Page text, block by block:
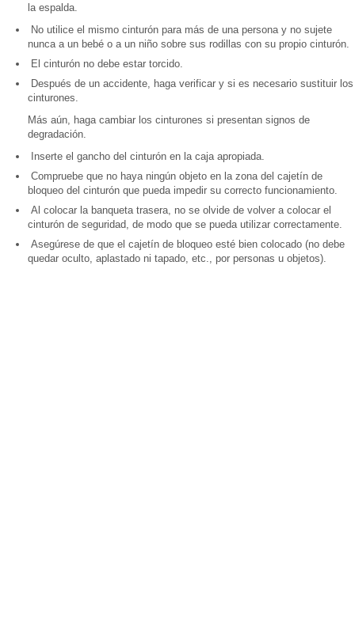
la espalda.
No utilice el mismo cinturón para más de una persona y no sujete
nunca a un bebé o a un niño sobre sus rodillas con su propio cinturón.
El cinturón no debe estar torcido.
Después de un accidente, haga verificar y si es necesario sustituir los
cinturones.
Más aún, haga cambiar los cinturones si presentan signos de
degradación.
Inserte el gancho del cinturón en la caja apropiada.
Compruebe que no haya ningún objeto en la zona del cajetín de
bloqueo del cinturón que pueda impedir su correcto funcionamiento.
Al colocar la banqueta trasera, no se olvide de volver a colocar el
cinturón de seguridad, de modo que se pueda utilizar correctamente.
Asegúrese de que el cajetín de bloqueo esté bien colocado (no debe
quedar oculto, aplastado ni tapado, etc., por personas u objetos).